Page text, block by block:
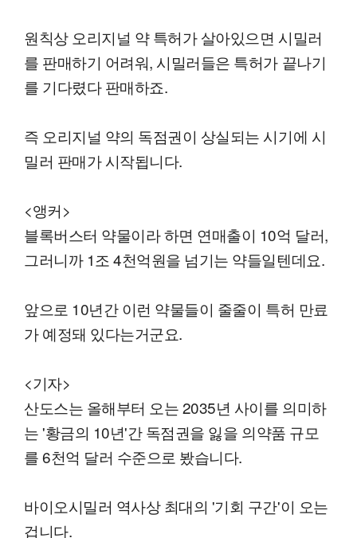
원칙상 오리지널 약 특허가 살아있으면 시밀러
를 판매하기 어려워, 시밀러들은 특허가 끝나기
를 기다렸다 판매하죠.
즉 오리지널 약의 독점권이 상실되는 시기에 시
밀러 판매가 시작됩니다.
<앵커>
블록버스터 약물이라 하면 연매출이 10억 달러,
그러니까 1조 4천억원을 넘기는 약들일텐데요.
앞으로 10년간 이런 약물들이 줄줄이 특허 만료
가 예정돼 있다는거군요.
<기자>
산도스는 올해부터 오는 2035년 사이를 의미하
는 '황금의 10년'간 독점권을 잃을 의약품 규모
를 6천억 달러 수준으로 봤습니다.
바이오시밀러 역사상 최대의 '기회 구간'이 오는
겁니다.